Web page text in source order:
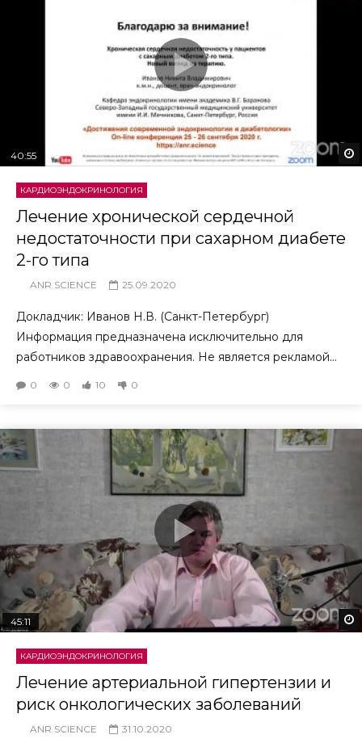
40:55
КАРДИОЭНДОКРИНОЛОГИЯ
Лечение хронической сердечной
недостаточности при сахарном диабете
2-го типа
ANR.SCIENCE 25.09.2020
Докладчик: Иванов Н.В. (Санкт-Петербург)
Информация предназначена исключительно для
работников здравоохранения. Не является рекламой...
0 0 10 0
45:11
КАРДИОЭНДОКРИНОЛОГИЯ
Лечение артериальной гипертензии и
риск онкологических заболеваний
ANR.SCIENCE 31.10.2020